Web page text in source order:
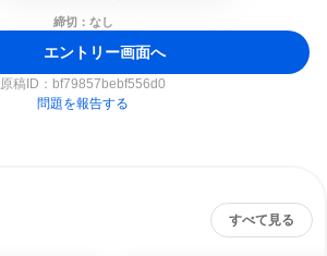
締切：なし
エントリー画面へ
原稿ID： bf79857bebf556d0
問題を報告する
すべて見る